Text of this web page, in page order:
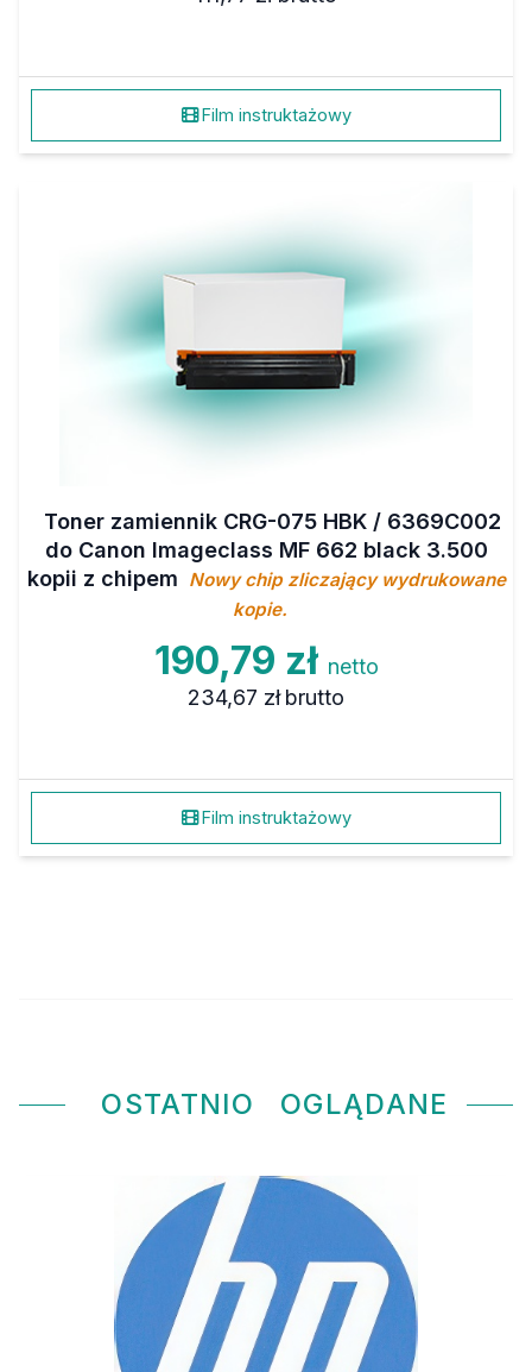
Film instruktażowy
Toner zamiennik CRG-075 HBK / 6369C002
do Canon Imageclass MF 662 black 3.500
kopii z chipem Nowy chip zliczający wydrukowane
kopie.
190,79 zł netto
234,67 zł brutto
Film instruktażowy
OSTATNIO OGLĄDANE